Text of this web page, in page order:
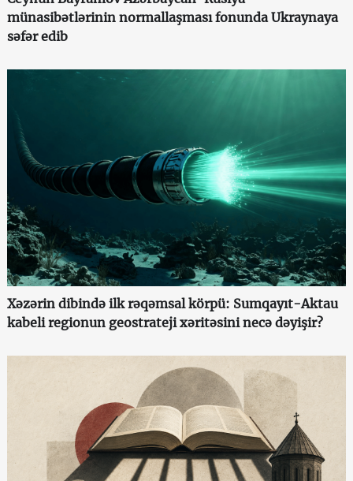
münasibətlərinin normallaşması fonunda Ukraynaya
səfər edib
Xəzərin dibində ilk rəqəmsal körpü: Sumqayıt-Aktau
kabeli regionun geostrateji xəritəsini necə dəyişir?